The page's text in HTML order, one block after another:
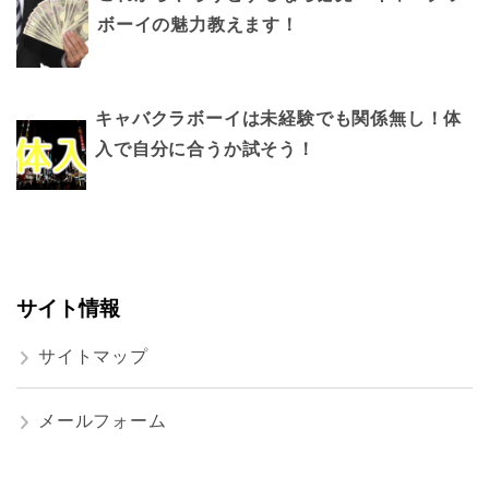
ボーイの魅力教えます！
キャバクラボーイは未経験でも関係無し！体
入で自分に合うか試そう！
サイト情報
サイトマップ
メールフォーム